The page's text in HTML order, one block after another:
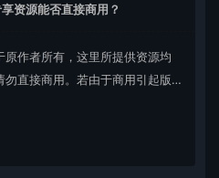
资源能否直接商用？
作者所有，这里所提供资源均
勿直接商用。若由于商用引起版